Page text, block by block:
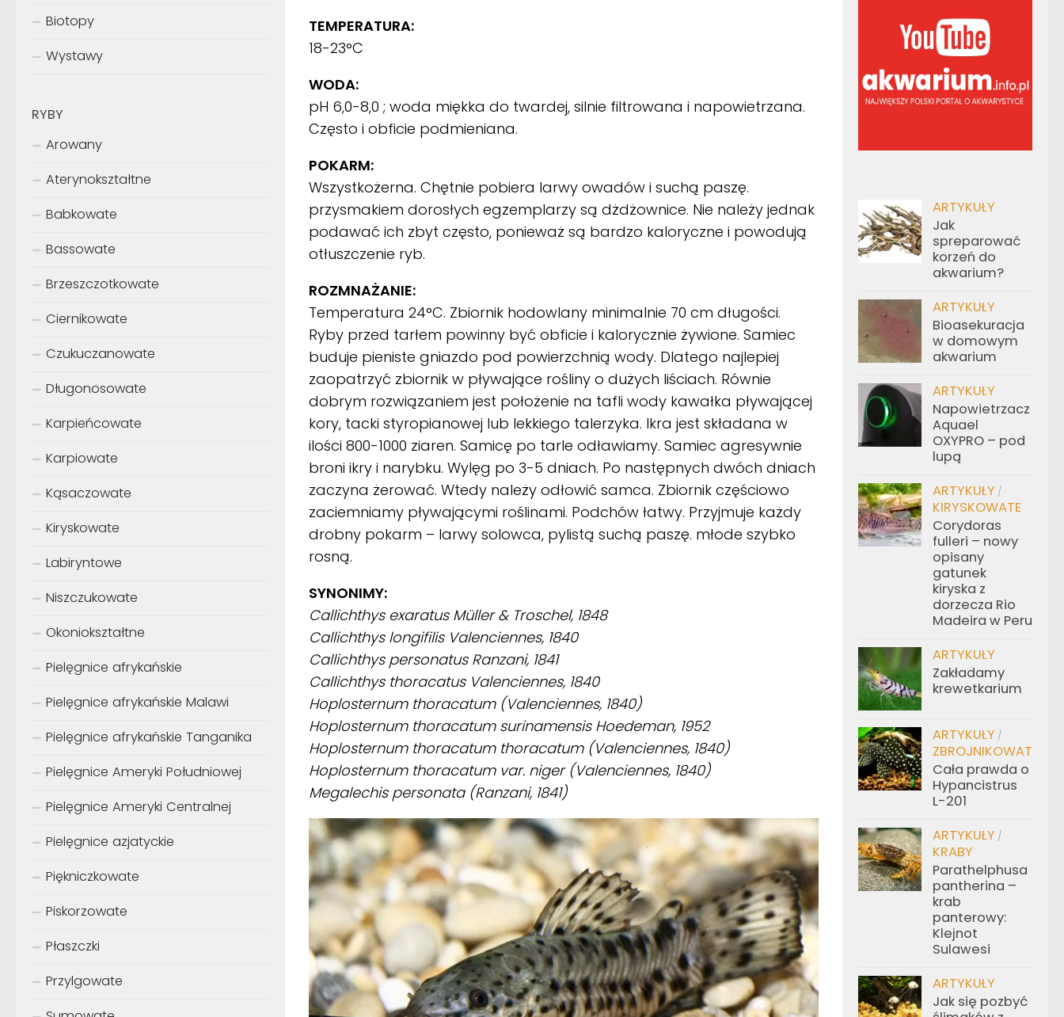
TEMPERATURA:
18-23°C
WODA:
pH 6,0-8,0 ; woda miękka do twardej, silnie filtrowana i napowietrzana.
Często i obficie podmieniana.
POKARM:
Wszystkożerna. Chętnie pobiera larwy owadów i suchą paszę.
przysmakiem dorosłych egzemplarzy są dżdżownice. Nie należy jednak
podawać ich zbyt często, ponieważ są bardzo kaloryczne i powodują
otłuszczenie ryb.
ROZMNAŻANIE:
Temperatura 24°C. Zbiornik hodowlany minimalnie 70 cm długości.
Ryby przed tarłem powinny być obficie i kalorycznie żywione. Samiec
buduje pieniste gniazdo pod powierzchnią wody. Dlatego najlepiej
zaopatrzyć zbiornik w pływające rośliny o dużych liściach. Równie
dobrym rozwiązaniem jest położenie na tafli wody kawałka pływającej
kory, tacki styropianowej lub lekkiego talerzyka. Ikra jest składana w
ilości 800-1000 ziaren. Samicę po tarle odławiamy. Samiec agresywnie
broni ikry i narybku. Wylęg po 3-5 dniach. Po następnych dwóch dniach
zaczyna żerować. Wtedy należy odłowić samca. Zbiornik częściowo
zaciemniamy pływającymi roślinami. Podchów łatwy. Przyjmuje każdy
drobny pokarm – larwy solowca, pylistą suchą paszę. młode szybko
rosną.
SYNONIMY:
Callichthys exaratus Müller & Troschel, 1848
Callichthys longifilis Valenciennes, 1840
Callichthys personatus Ranzani, 1841
Callichthys thoracatus Valenciennes, 1840
Hoplosternum thoracatum (Valenciennes, 1840)
Hoplosternum thoracatum surinamensis Hoedeman, 1952
Hoplosternum thoracatum thoracatum (Valenciennes, 1840)
Hoplosternum thoracatum var. niger (Valenciennes, 1840)
Megalechis personata (Ranzani, 1841)
Biotopy
Wystawy
RYBY
Arowany
Aterynokształtne
Babkowate
Bassowate
Brzeszczotkowate
Ciernikowate
Czukuczanowate
Długonosowate
Karpieńcowate
Karpiowate
Kąsaczowate
Kiryskowate
Labiryntowe
Niszczukowate
Okoniokształtne
Pielęgnice afrykańskie
Pielęgnice afrykańskie Malawi
Pielęgnice afrykańskie Tanganika
Pielęgnice Ameryki Południowej
Pielęgnice Ameryki Centralnej
Pielęgnice azjatyckie
Piękniczkowate
Piskorzowate
Płaszczki
Przylgowate
ARTYKUŁY
Jak
spreparować
korzeń do
akwarium?
ARTYKUŁY
Bioasekuracja
w domowym
akwarium
ARTYKUŁY
Napowietrzacz
Aquael
OXYPRO – pod
lupą
ARTYKUŁY /
KIRYSKOWATE
Corydoras
fulleri – nowy
opisany
gatunek
kiryska z
dorzecza Rio
Madeira w Peru
ARTYKUŁY
Zakładamy
krewetkarium
ARTYKUŁY /
ZBROJNIKOWATE
Cała prawda o
Hypancistrus
L-201
ARTYKUŁY /
KRABY
Parathelphusa
pantherina –
krab
panterowy:
Klejnot
Sulawesi
ARTYKUŁY
Jak się pozbyć